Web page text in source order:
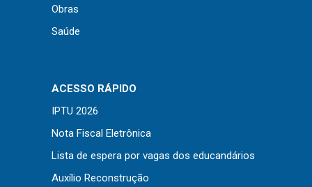
Portal da Transparência
Radar da Transparência
Cespro
Obras
Saúde
ACESSO RÁPIDO
IPTU 2026
Nota Fiscal Eletrônica
Lista de espera por vagas dos educandários
Auxílio Reconstrução